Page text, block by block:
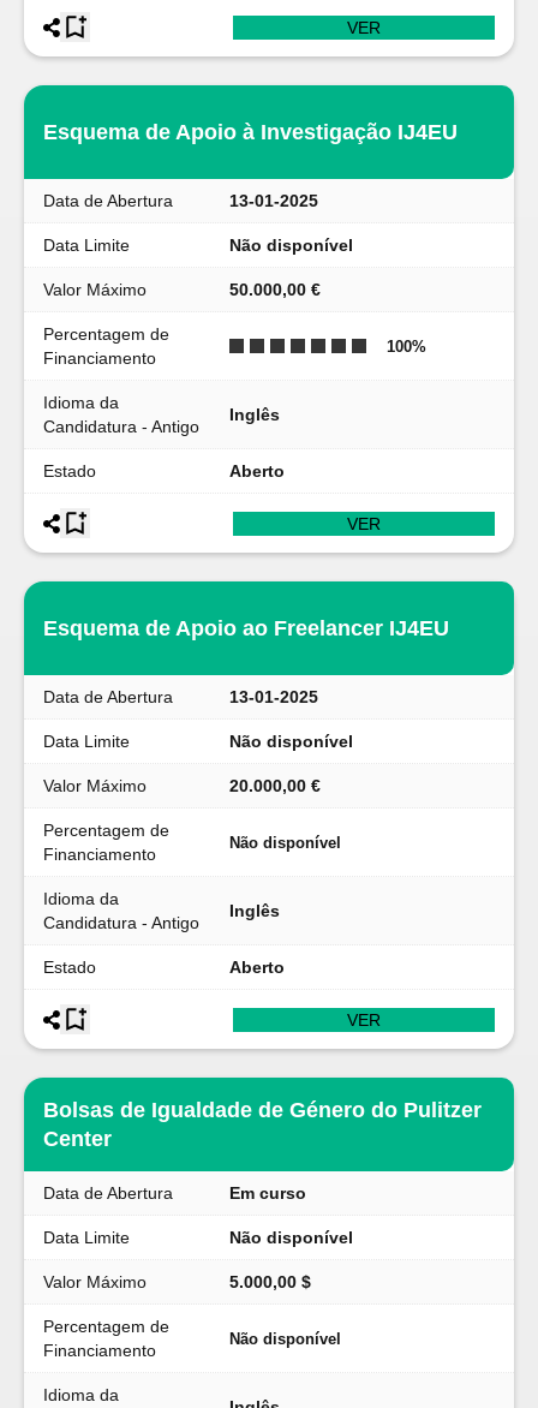
VER
Esquema de Apoio à Investigação IJ4EU
Data de Abertura 13-01-2025
Data Limite Não disponível
Valor Máximo 50.000,00 €
Percentagem de
Financiamento
100%
Idioma da
Candidatura - Antigo
Inglês
Estado Aberto
VER
Esquema de Apoio ao Freelancer IJ4EU
Data de Abertura 13-01-2025
Data Limite Não disponível
Valor Máximo 20.000,00 €
Percentagem de
Financiamento
Não disponível
Idioma da
Candidatura - Antigo
Inglês
Estado Aberto
VER
Bolsas de Igualdade de Género do Pulitzer
Center
Data de Abertura Em curso
Data Limite Não disponível
Valor Máximo 5.000,00 $
Percentagem de
Financiamento
Não disponível
Idioma da